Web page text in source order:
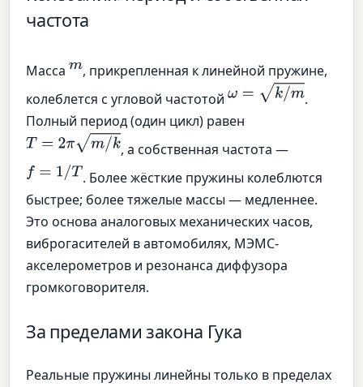
частота
Массаm, прикрепленная к линейной пружине,
колеблется с угловой частотойω =k/ m
.
Полный период (один цикл) равен
T= 2π m/k
, а собственная частота —
f= 1/T
. Более жёсткие пружины колеблются
быстрее; более тяжелые массы — медленнее.
Это основа аналоговых механических часов,
виброгасителей в автомобилях, МЭМС-
акселерометров и резонанса диффузора
громкоговорителя.
За пределами закона Гука
Реальные пружины линейны только в пределах